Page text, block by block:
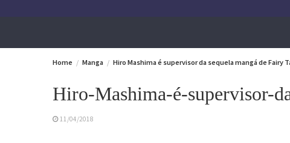
Home Manga Hiro Mashima é supervisor da sequela mangá de Fairy
Hiro-Mashima-é-supervisor-
11/04/2018